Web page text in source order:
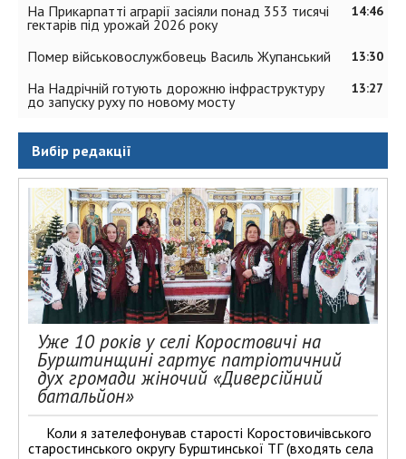
14:46
На Прикарпатті аграрії засіяли понад 353 тисячі
гектарів під урожай 2026 року
13:30
Помер військовослужбовець Василь Жупанський
13:27
На Надрічній готують дорожню інфраструктуру
до запуску руху по новому мосту
Вибір редакції
Уже 10 років у селі Коростовичі на
Бурштинщині гартує патріотичний
дух громади жіночий «Диверсійний
батальйон»
Коли я зателефонував старості Коростовичівського
старостинського округу Бурштинської ТГ (входять села